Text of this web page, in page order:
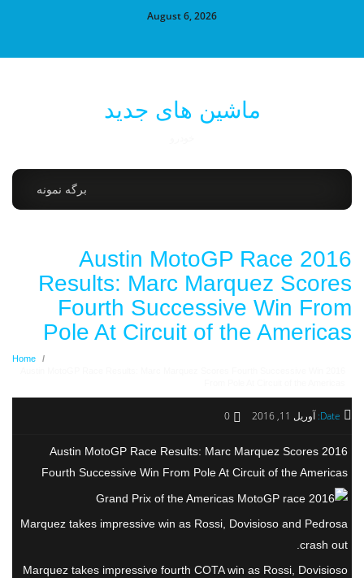
August 6, 2026
ماشین های جدید
برگه نمونه
2016 Austin MotoGP Race
Results: Marc Marquez Scores
Fourth Successive Win From
Pole At Circuit of the Americas
Home
Date: آوریل 11, 2016 0
2016 Austin MotoGP Race Results: Marc Marquez Scores
Fourth Successive Win From Pole At Circuit of the Americas
Marquez takes impressive win as Rossi, Dovisioso and Pedrosa
crash out.
Marquez takes impressive fourth COTA win as Rossi, Dovisioso